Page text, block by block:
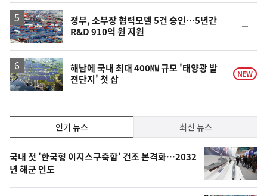
상
정부, 소부장 협력모델 5건 승인…5년간
R&D 910억 원 지원
일
해남에 국내 최대 400㎿ 규모 '태양광 발
전단지' 첫 삽
NEW
기,
최
신,
인기 뉴스 최신 뉴스
기
뉴
스
국내 첫 '한국형 이지스구축함' 건조 본격화…2032
년 해군 인도